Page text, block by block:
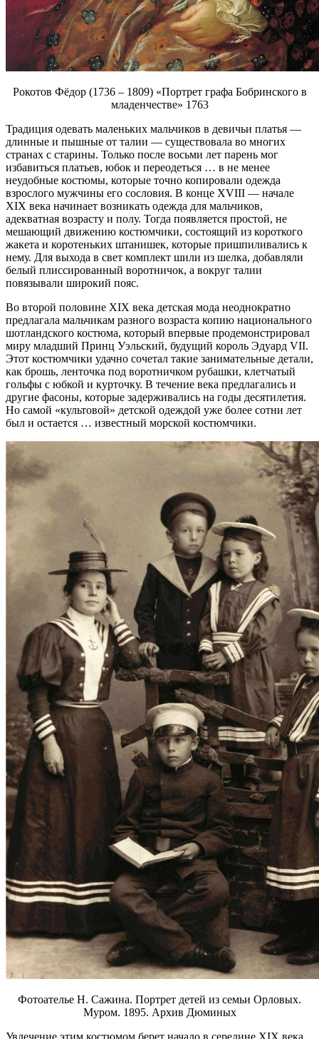
Рокотов Фёдор (1736 – 1809) «Портрет графа Бобринского в
младенчестве» 1763
Традиция одевать маленьких мальчиков в девичьи платья —
длинные и пышные от талии — существовала во многих
странах с старины. Только после восьми лет парень мог
избавиться платьев, юбок и переодеться … в не менее
неудобные костюмы, которые точно копировали одежда
взрослого мужчины его сословия. В конце XVIII — начале
XIX века начинает возникать одежда для мальчиков,
адекватная возрасту и полу. Тогда появляется простой, не
мешающий движению костюмчики, состоящий из короткого
жакета и коротеньких штанишек, которые пришпиливались к
нему. Для выхода в свет комплект шили из шелка, добавляли
белый плиссированный воротничок, а вокруг талии
повязывали широкий пояс.
Во второй половине XIX века детская мода неоднократно
предлагала мальчикам разного возраста копию национального
шотландского костюма, который впервые продемонстрировал
миру младший Принц Уэльский, будущий король Эдуард VII.
Этот костюмчики удачно сочетал такие занимательные детали,
как брошь, ленточка под воротничком рубашки, клетчатый
гольфы с юбкой и курточку. В течение века предлагались и
другие фасоны, которые задерживались на годы десятилетия.
Но самой «культовой» детской одеждой уже более сотни лет
был и остается … известный морской костюмчики.
Фотоателье Н. Сажина. Портрет детей из семьи Орловых.
Муром. 1895. Архив Дюминых
Увлечение этим костюмом берет начало в середине XIX века,